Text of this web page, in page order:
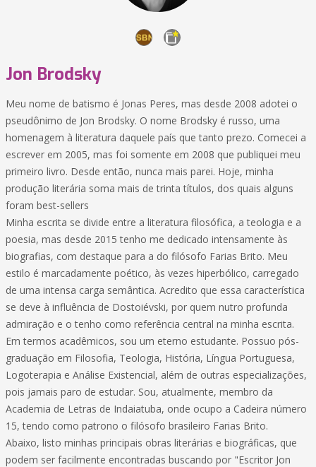
Jon Brodsky
Meu nome de batismo é Jonas Peres, mas desde 2008 adotei o
pseudônimo de Jon Brodsky. O nome Brodsky é russo, uma
homenagem à literatura daquele país que tanto prezo. Comecei a
escrever em 2005, mas foi somente em 2008 que publiquei meu
primeiro livro. Desde então, nunca mais parei. Hoje, minha
produção literária soma mais de trinta títulos, dos quais alguns
foram best-sellers
Minha escrita se divide entre a literatura filosófica, a teologia e a
poesia, mas desde 2015 tenho me dedicado intensamente às
biografias, com destaque para a do filósofo Farias Brito. Meu
estilo é marcadamente poético, às vezes hiperbólico, carregado
de uma intensa carga semântica. Acredito que essa característica
se deve à influência de Dostoiévski, por quem nutro profunda
admiração e o tenho como referência central na minha escrita.
Em termos acadêmicos, sou um eterno estudante. Possuo pós-
graduação em Filosofia, Teologia, História, Língua Portuguesa,
Logoterapia e Análise Existencial, além de outras especializações,
pois jamais paro de estudar. Sou, atualmente, membro da
Academia de Letras de Indaiatuba, onde ocupo a Cadeira número
15, tendo como patrono o filósofo brasileiro Farias Brito.
Abaixo, listo minhas principais obras literárias e biográficas, que
podem ser facilmente encontradas buscando por "Escritor Jon